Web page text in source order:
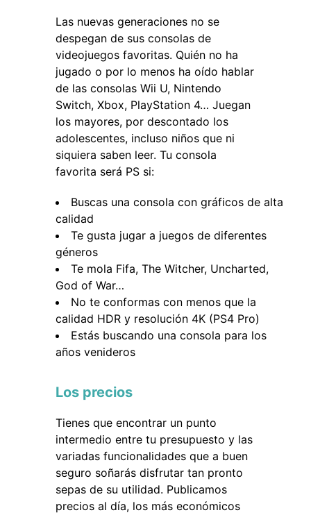
Las nuevas generaciones no se
despegan de sus consolas de
videojuegos favoritas. Quién no ha
jugado o por lo menos ha oído hablar
de las consolas Wii U, Nintendo
Switch, Xbox, PlayStation 4… Juegan
los mayores, por descontado los
adolescentes, incluso niños que ni
siquiera saben leer. Tu consola
favorita será PS si:
Buscas una consola con gráficos de alta
calidad
Te gusta jugar a juegos de diferentes
géneros
Te mola Fifa, The Witcher, Uncharted,
God of War…
No te conformas con menos que la
calidad HDR y resolución 4K (PS4 Pro)
Estás buscando una consola para los
años venideros
Los precios
Tienes que encontrar un punto
intermedio entre tu presupuesto y las
variadas funcionalidades que a buen
seguro soñarás disfrutar tan pronto
sepas de su utilidad. Publicamos
precios al día, los más económicos